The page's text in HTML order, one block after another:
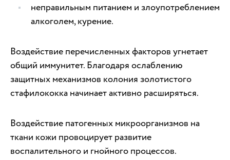
неправильным питанием и злоупотреблением
алкоголем, курение.
Воздействие перечисленных факторов угнетает
общий иммунитет. Благодаря ослаблению
защитных механизмов колония золотистого
стафилококка начинает активно расширяться.
Воздействие патогенных микроорганизмов на
ткани кожи провоцирует развитие
воспалительного и гнойного процессов.